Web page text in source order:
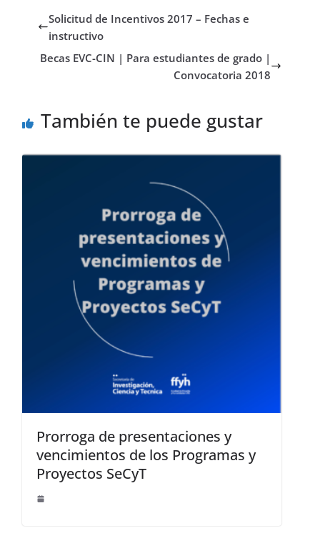
b
o
o
d
o
n
l p
ti
Solicitud de Incentivos 2017 – Fechas e
instructivo
Becas EVC-CIN | Para estudiantes de grado |
Convocatoria 2018
También te puede gustar
Prorroga de presentaciones y
vencimientos de los Programas y
Proyectos SeCyT